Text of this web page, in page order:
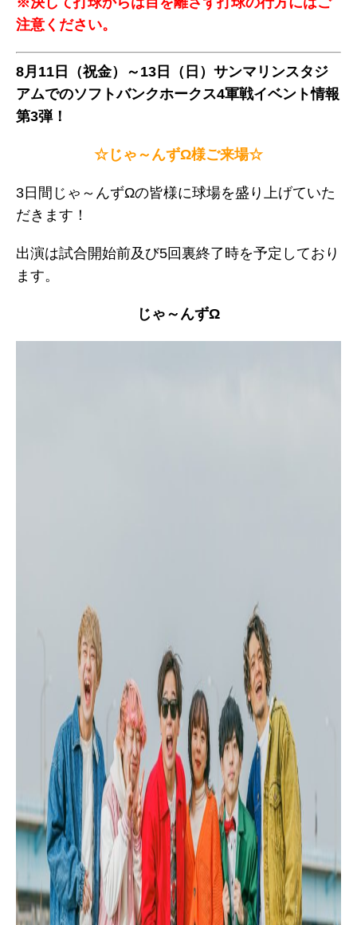
注意ください。
8月11日（祝金）～13日（日）サンマリンスタジ
アムでのソフトバンクホークス4軍戦イベント情報
第3弾！
☆じゃ～んずΩ様ご来場☆
3日間じゃ～んずΩの皆様に球場を盛り上げていた
だきます！
出演は試合開始前及び5回裏終了時を予定しており
ます。
じゃ～んずΩ